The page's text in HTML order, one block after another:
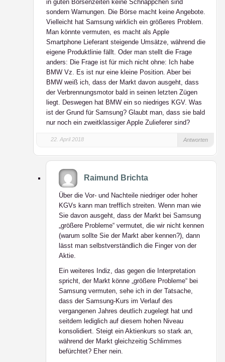
in guten Börsenzeiten keine Schnäppchen sind
sondern Warnungen. Die Börse macht keine Angebote.
Vielleicht hat Samsung wirklich ein größeres Problem.
Man könnte vermuten, es macht als Apple
Smartphone Lieferant steigende Umsätze, während die
eigene Produktlinie fällt. Oder man stellt die Frage
anders: Die Frage ist für mich nicht ohne: Ich habe
BMW Vz. Es ist nur eine kleine Position. Aber bei
BMW weiß ich, dass der Markt davon ausgeht, dass
der Verbrennungsmotor bald in seinen letzten Zügen
liegt. Deswegen hat BMW ein so niedriges KGV. Was
ist der Grund für Samsung? Glaubt man, dass sie bald
nur noch ein zweitklassiger Apple Zulieferer sind?
22. April 2018 Antworten
Raimund Brichta
Über die Vor- und Nachteile niedriger oder hoher
KGVs kann man trefflich streiten. Wenn man wie
Sie davon ausgeht, dass der Markt bei Samsung
„größere Probleme“ vermutet, die wir nicht kennen
(warum sollte Sie der Markt aber kennen?), dann
lässt man selbstverständlich die Finger von der
Aktie.
Ein weiteres Indiz, das gegen die Interpretation
spricht, der Markt könne „größere Probleme“ bei
Samsung vermuten, sehe ich in der Tatsache,
dass der Samsung-Kurs im Verlauf des
vergangenen Jahres deutlich zugelegt hat und
seitdem lediglich auf diesem hohen Niveau
konsolidiert. Steigt ein Aktienkurs so stark an,
während der Markt gleichzeitig Schlimmes
befürchtet? Eher nein.